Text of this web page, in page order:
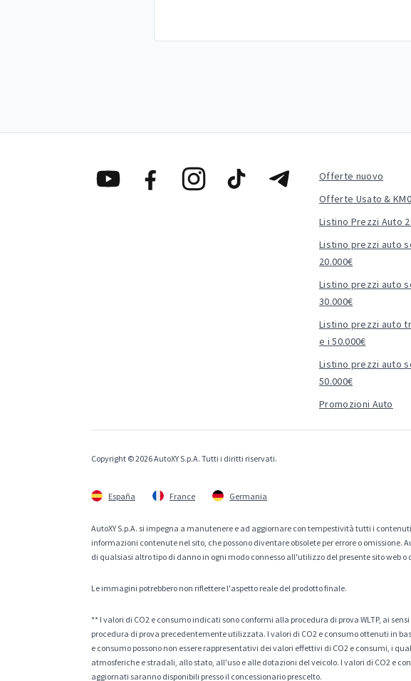
Offerte nuovo
Offerte Usato & KM0
Listino Prezzi Auto
Listino prezzi auto
20.000€
Listino prezzi auto
30.000€
Listino prezzi auto
e i 50.000€
Listino prezzi auto
50.000€
Promozioni Auto
Copyright © 2026 AutoXY S.p.A. Tutti i diritti riservati.
España France Germania
AutoXY S.p.A. si impegna a manutenere e ad aggiornare con tempestività tutti i
informazioni contenute nel sito, che possono diventare obsolete per errore o
di qualsiasi altro tipo di danno in ogni modo connesso all'utilizzo del presente sito web
Le immagini potrebbero non riflettere l'aspetto reale del prodotto finale.
** I valori di CO2 e consumo indicati sono conformi alla procedura di prova WLTP, ai
procedura di prova precedentemente utilizzata. I valori di CO2 e consumo ottenuti in
e consumo possono non essere rappresentativi dei valori effettivi di CO2 e consumi, i
atmosferiche e stradali, allo stato, all'uso e alle dotazioni del veicolo. I valori di CO2 e
aggiornati saranno disponibili presso il concessionario prescelto.